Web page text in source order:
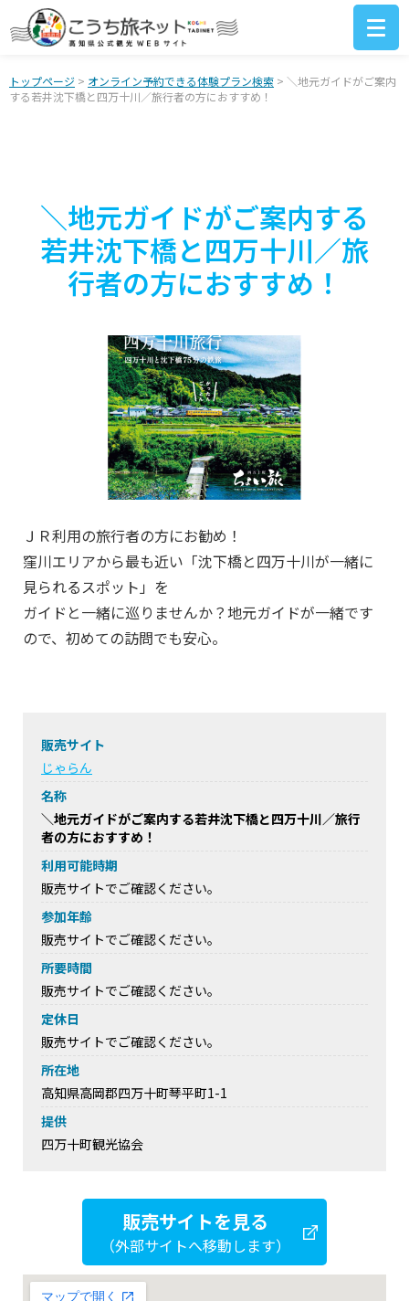
トップページ > オンライン予約できる体験プラン検索 > ＼地元ガイドがご案内
する若井沈下橋と四万十川／旅行者の方におすすめ！
＼地元ガイドがご案内する
若井沈下橋と四万十川／旅
行者の方におすすめ！
ＪＲ利用の旅行者の方にお勧め！
窪川エリアから最も近い「沈下橋と四万十川が一緒に
見られるスポット」を
ガイドと一緒に巡りませんか？地元ガイドが一緒です
ので、初めての訪問でも安心。
販売サイト
じゃらん
名称
＼地元ガイドがご案内する若井沈下橋と四万十川／旅行
者の方におすすめ！
利用可能時期
販売サイトでご確認ください。
参加年齢
販売サイトでご確認ください。
所要時間
販売サイトでご確認ください。
定休日
販売サイトでご確認ください。
所在地
高知県高岡郡四万十町琴平町1-1
提供
四万十町観光協会
販売サイトを見る
（外部サイトへ移動します）